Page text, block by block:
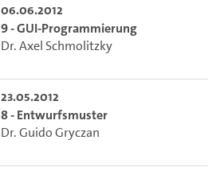
06.06.2012
9 - GUI-Programmierung
Dr. Axel Schmolitzky
23.05.2012
8 - Entwurfsmuster
Dr. Guido Gryczan